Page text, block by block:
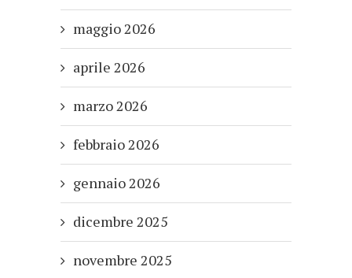
maggio 2026
aprile 2026
marzo 2026
febbraio 2026
gennaio 2026
dicembre 2025
novembre 2025